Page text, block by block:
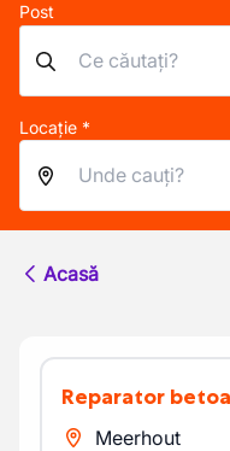
Post
Locație *
Acasă
Reparator
Meerhout